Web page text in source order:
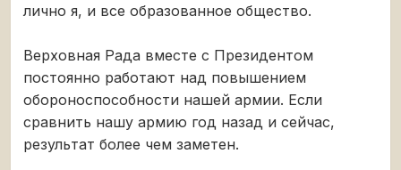
лично я, и все образованное общество.
Верховная Рада вместе с Президентом
постоянно работают над повышением
обороноспособности нашей армии. Если
сравнить нашу армию год назад и сейчас,
результат более чем заметен.